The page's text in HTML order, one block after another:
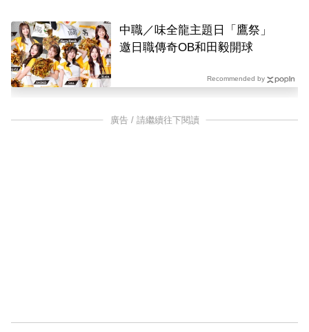
中職／味全龍主題日「鷹祭」
邀日職傳奇OB和田毅開球
Recommended by
廣告 / 請繼續往下閱讀